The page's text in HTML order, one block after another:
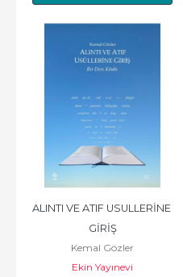
ALINTI VE ATIF USULLERİNE
GİRİŞ
Kemal Gözler
Ekin Yayınevi